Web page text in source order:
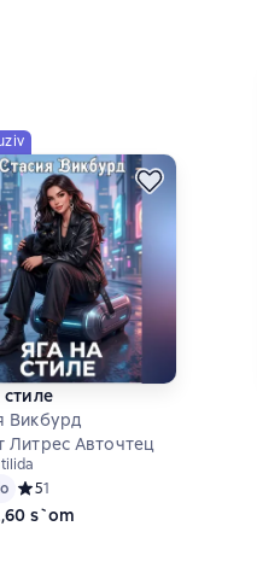
стиле
Викбурд
Литрес Авточтец
Средний рейтинг 5 на основе 1
51
s`om